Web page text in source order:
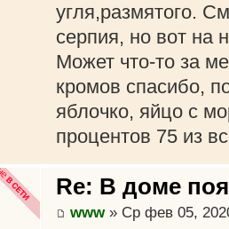
угля,размятого.
серпия, но вот на
Может что-то за
кромов спасибо,
яблочко, яйцо с
процентов 75 из
Re: В доме
www» Ср фев 05,